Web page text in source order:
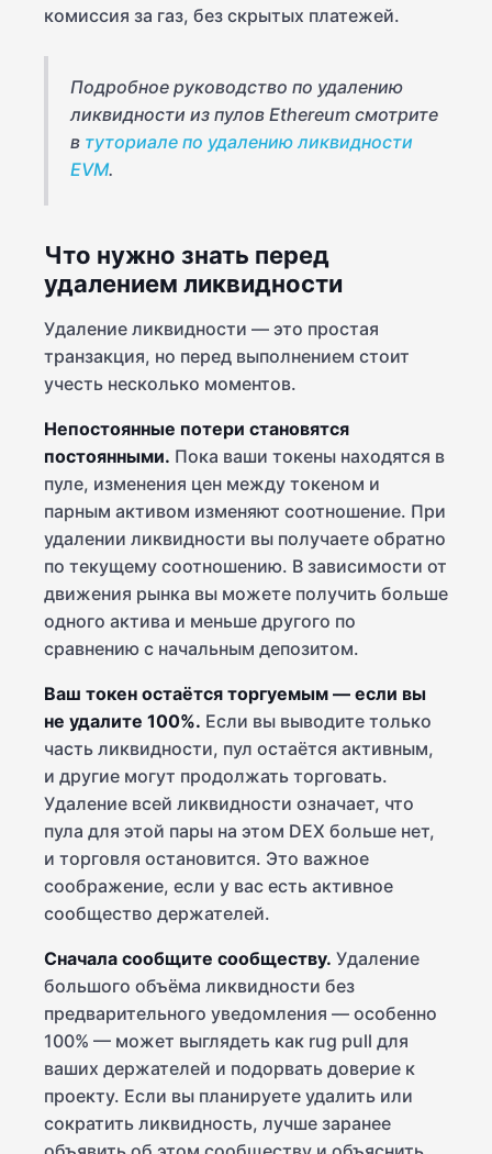
комиссия за газ, без скрытых платежей.
Подробное руководство по удалению
ликвидности из пулов Ethereum смотрите
в туториале по удалению ликвидности
EVM.
Что нужно знать перед
удалением ликвидности
Удаление ликвидности — это простая
транзакция, но перед выполнением стоит
учесть несколько моментов.
Непостоянные потери становятся
постоянными. Пока ваши токены находятся в
пуле, изменения цен между токеном и
парным активом изменяют соотношение. При
удалении ликвидности вы получаете обратно
по текущему соотношению. В зависимости от
движения рынка вы можете получить больше
одного актива и меньше другого по
сравнению с начальным депозитом.
Ваш токен остаётся торгуемым — если вы
не удалите 100%. Если вы выводите только
часть ликвидности, пул остаётся активным,
и другие могут продолжать торговать.
Удаление всей ликвидности означает, что
пула для этой пары на этом DEX больше нет,
и торговля остановится. Это важное
соображение, если у вас есть активное
сообщество держателей.
Сначала сообщите сообществу. Удаление
большого объёма ликвидности без
предварительного уведомления — особенно
100% — может выглядеть как rug pull для
ваших держателей и подорвать доверие к
проекту. Если вы планируете удалить или
сократить ликвидность, лучше заранее